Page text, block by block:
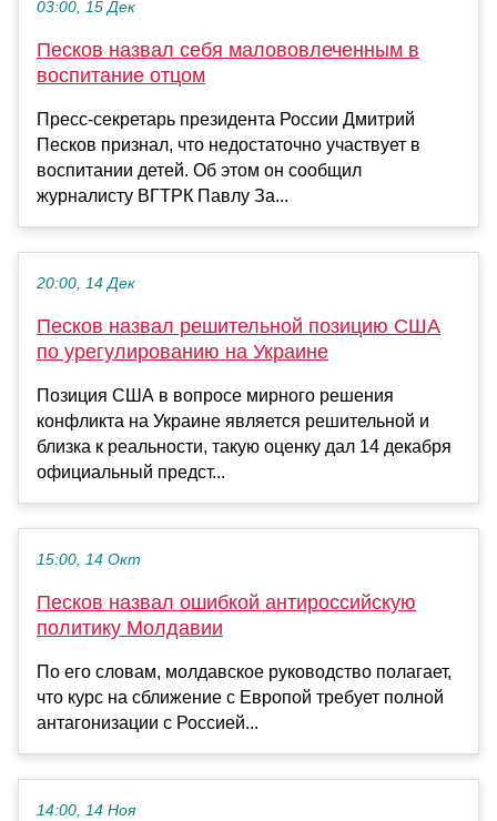
03:00, 15 Дек
Песков назвал себя малововлеченным в
воспитание отцом
Пресс-секретарь президента России Дмитрий
Песков признал, что недостаточно участвует в
воспитании детей. Об этом он сообщил
журналисту ВГТРК Павлу За...
20:00, 14 Дек
Песков назвал решительной позицию США
по урегулированию на Украине
Позиция США в вопросе мирного решения
конфликта на Украине является решительной и
близка к реальности, такую оценку дал 14 декабря
официальный предст...
15:00, 14 Окт
Песков назвал ошибкой антироссийскую
политику Молдавии
По его словам, молдавское руководство полагает,
что курс на сближение с Европой требует полной
антагонизации с Россией...
14:00, 14 Ноя